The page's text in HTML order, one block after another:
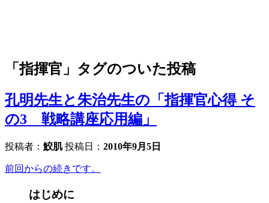
「指揮官」タグのついた投稿
孔明先生と朱治先生の「指揮官心得 そ
の3 戦略講座応用編」
投稿者： 鮫肌投稿日： 2010年9月5日
前回からの続きです。
はじめに